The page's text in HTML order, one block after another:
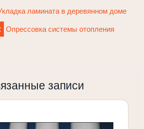
ламината в деревянном доме
Опрессовка системы отопления
записи